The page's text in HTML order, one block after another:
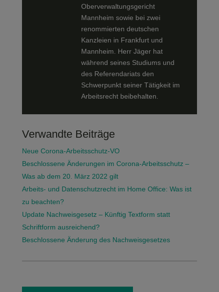
Oberverwaltungsgericht
Mannheim sowie bei zwei
renommierten deutschen
Kanzleien in Frankfurt und
Mannheim. Herr Jäger hat
während seines Studiums und
des Referendariats den
Schwerpunkt seiner Tätigkeit im
Arbeitsrecht beibehalten.
Verwandte Beiträge
Neue Corona-Arbeitsschutz-VO
Beschlossene Änderungen im Corona-Arbeitsschutz –
Was ab dem 20. März 2022 gilt
Arbeits- und Datenschutzrecht im Home Office: Was ist
zu beachten?
Update Nachweisgesetz – Künftig Textform statt
Schriftform ausreichend?
Beschlossene Änderung des Nachweisgesetzes